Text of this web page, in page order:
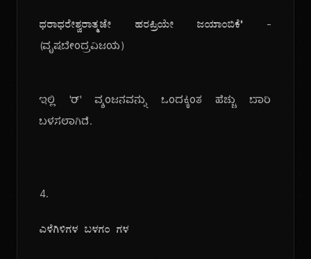
ಧರಾಧರೇಶ್ವರಾತ್ಮಜೇ ಹರಪ್ರಿಯೇ ಜಯಾಂಬಿಕೆ"
-
(ವೃಷಬೇಂದ್ರವಿಜಯ)
ಇಲ್ಲಿ 'ರ್' ವ್ಯಂಜನವನ್ನು ಒಂದಕ್ಕಿಂತ ಹೆಚ್ಚು ಬಾರಿ
ಬಳಸಲಾಗಿದೆ.
4.
ಎಳೆಗಿಳಿಗಳ ಬಳಗಂ ಗಳ